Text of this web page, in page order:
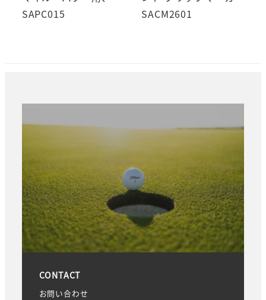
SAPC015
SACM2601
CONTACT
お問い合わせ